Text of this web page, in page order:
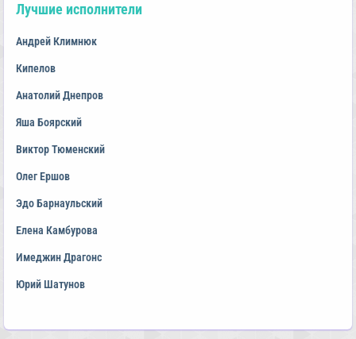
Лучшие исполнители
Андрей Климнюк
Кипелов
Анатолий Днепров
Яша Боярский
Виктор Тюменский
Олег Ершов
Эдо Барнаульский
Елена Камбурова
Имеджин Драгонс
Юрий Шатунов